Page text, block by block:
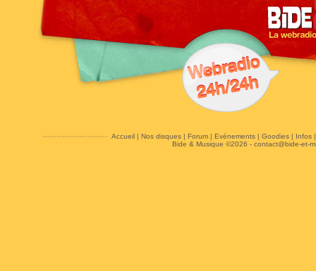
Accueil| Nos disques| Forum| Evénements| Goodies| Infos
Bide & Musique ©2026 - contact@bide-et-